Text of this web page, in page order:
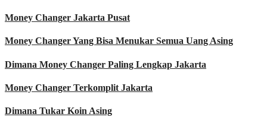
Money Changer Jakarta Pusat
Money Changer Yang Bisa Menukar Semua Uang Asing
Dimana Money Changer Paling Lengkap Jakarta
Money Changer Terkomplit Jakarta
Dimana Tukar Koin Asing